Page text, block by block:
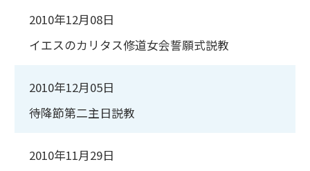
2010年12月08日
イエスのカリタス修道女会誓願式説教
2010年12月05日
待降節第二主日説教
2010年11月29日